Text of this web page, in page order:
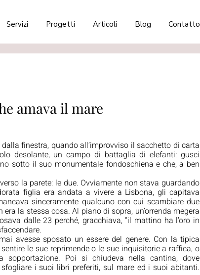
Servizi Progetti Articoli Blog Contatto
amava il mare
finestra, quando all’improvviso il sacchetto di carta
desolante, un campo di battaglia di elefanti: gusci
sotto il suo monumentale fondoschiena e che, a ben
la parete: le due. Ovviamente non stava guardando
figlia era andata a vivere a Lisbona, gli capitava
sinceramente qualcuno con cui scambiare due
la stessa cosa. Al piano di sopra, un’orrenda megera
dalle 23 perché, gracchiava, “il mattino ha l’oro in
avesse sposato un essere del genere. Con la tipica
le sue reprimende o le sue inquisitorie a raffica, o
Poi si chiudeva nella cantina, dove
i suoi libri preferiti, sul mare ed i suoi abitanti.